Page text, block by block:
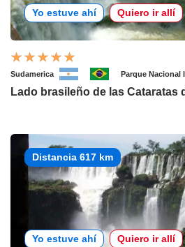
Yo estuve ahí Quiero ir allí
Sudamerica Parque Nacional
Lado brasileño de las Cataratas
Distancia 617 km
Yo estuve ahí Quiero ir allí